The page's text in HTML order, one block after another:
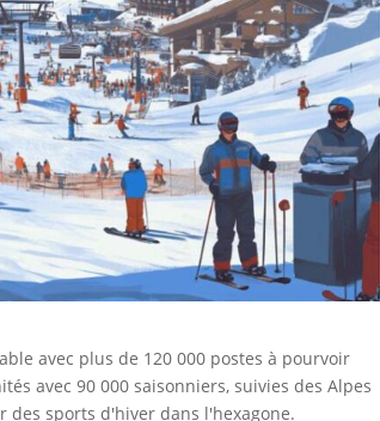
avec plus de 120 000 postes à pourvoir
avec 90 000 saisonniers, suivies des Alpes
des sports d'hiver dans l'hexagone.